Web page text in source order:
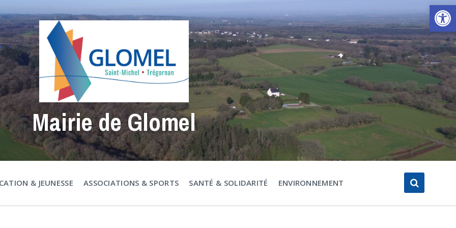
Ouvrir la barre d’outils
Mairie de Glomel
& JEUNESSE ASSOCIATIONS & SPORTS SANTÉ & SOLIDARITÉ ENVIRONNEMENT